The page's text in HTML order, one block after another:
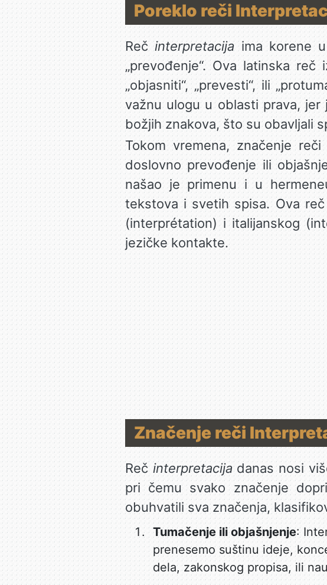
Poreklo reči
Rečinterpretacija ima korene
„prevođenje“. Ova latinska
„objasniti“, „prevesti“, ili
važnu ulogu u oblasti prava,
božjih znakova, što su obavljali
Tokom vremena, značenje
doslovno prevođenje ili
našao je primenu i u
tekstova i svetih spisa. Ova
(interprétation) i italijanskog
jezičke kontakte.
Značenje reči
Reč interpretacijadanas nosi
pri čemu svako značenje
obuhvatili sva značenja,
Tumačenje ili objašnjenje:
prenesemo suštinu ideje,
dela, zakonskog propisa, ili